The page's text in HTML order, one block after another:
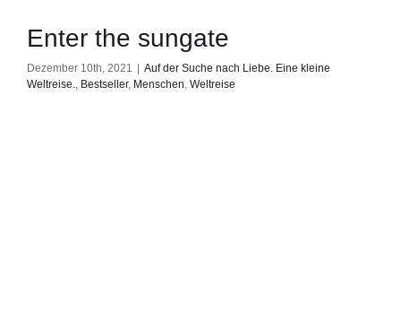
Enter the sungate
Dezember 10th, 2021 | Auf der Suche nach Liebe. Eine kleine
Weltreise.
Bestseller, Menschen Weltreise